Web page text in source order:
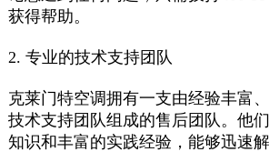
获得帮助。
2. 专业的技术支持团队
克莱门特空调拥有一支由经验丰富
技术支持团队组成的售后团队。他
知识和丰富的实践经验，能够迅速